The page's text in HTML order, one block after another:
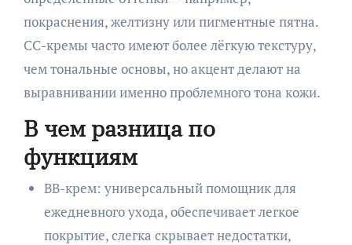
покраснения, желтизну или пигментные пятна.
CC-кремы часто имеют более лёгкую текстуру,
чем тональные основы, но акцент делают на
выравнивании именно проблемного тона кожи.
В чем разница по
функциям
BB-крем: универсальный помощник для
ежедневного ухода, обеспечивает легкое
покрытие, слегка скрывает недостатки,